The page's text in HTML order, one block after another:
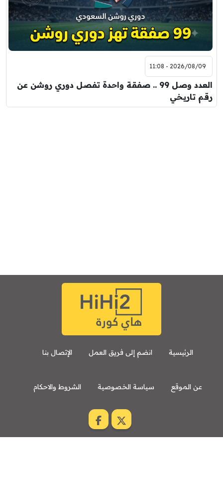
2026/08/09 - 11:08
العدد وصل 99 .. صفقة واحدة تفصل دوري روشن عن
رقم تاريخي
الرئيسية انضم إلى فريق العمل الإتصال بنا
عن الموقع سياسة الخصوصية الشروط والاحكام